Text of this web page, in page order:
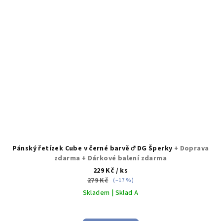
Pánský řetízek Cube v černé barvě ♂️ DG Šperky + Doprava
zdarma + Dárkové balení zdarma
229 Kč / ks
279 Kč (–17 %)
Skladem | Sklad A
hodnocení